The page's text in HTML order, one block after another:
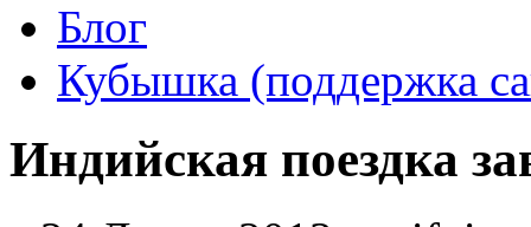
Блог
Кубышка (поддержка
Индийская поездка